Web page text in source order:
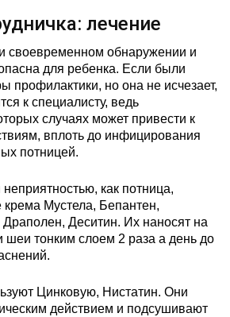
лечение
своевременном обнаружении и
для ребенка. Если были
профилактики, но она не исчезает,
к специалисту, ведь
случаях может привести к
вплоть до инфицирования
потницей.
как потница,
крема Мустела, Бепантен,
Деситин. Их наносят на
шеи тонким слоем 2 раза а день до
Цинковую, Нистатин. Они
действием и подсушивают